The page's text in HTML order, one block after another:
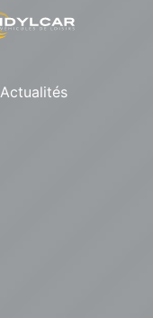
Actualités